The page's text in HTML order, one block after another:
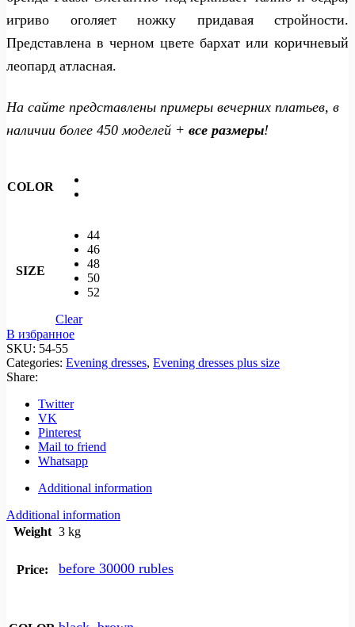
игриво оголяет ножку придавая стройности.
Представлена в черном цвете бархат или коричневый
леопард атласная.
На сайте представлены примеры вечерних платьев, в
наличии более 450 моделей + все размеры!
COLOR
SIZE
44
46
48
50
52
Clear
В избранное
SKU: 54-55
Categories: Evening dresses, Evening dresses plus size
Share:
Twitter
VK
Pinterest
Mail to friend
Whatsapp
Additional information
Additional information
Weight 3 kg
Price: before 30000 rubles